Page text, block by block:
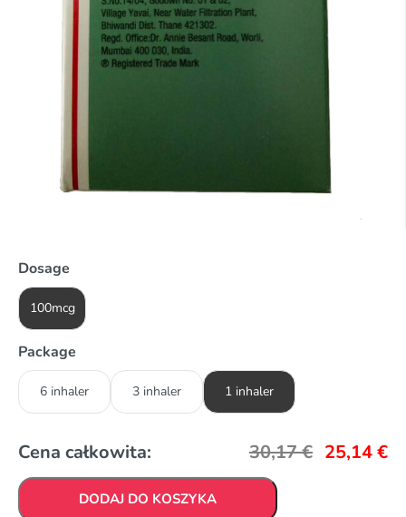
Dosage
100mcg
Package
6 inhaler 3 inhaler 1 inhaler
Cena całkowita: 30,17€ 25,14€
DODAJ DO KOSZYKA